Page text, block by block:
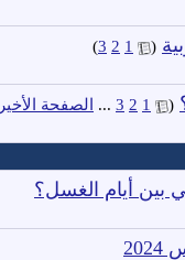
(
1
2
3
)
(
1
2
3
... الصفحة
بين أيام الغسل؟